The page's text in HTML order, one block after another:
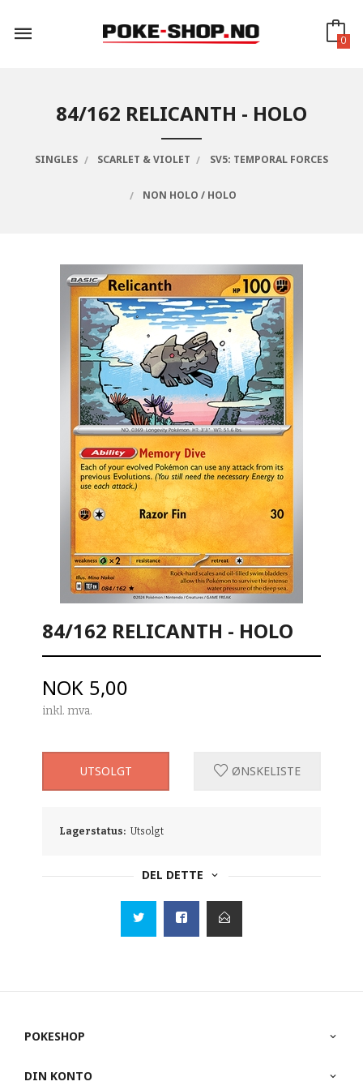
innholdet
0
84/162 RELICANTH - HOLO
SINGLES SCARLET & VIOLET SV5: TEMPORAL FORCES
NON HOLO / HOLO
84/162 RELICANTH - HOLO
Pris
NOK 5,00
inkl. mva.
UTSOLGT ØNSKELISTE
Lagerstatus: Utsolgt
DEL DETTE
POKESHOP
DIN KONTO